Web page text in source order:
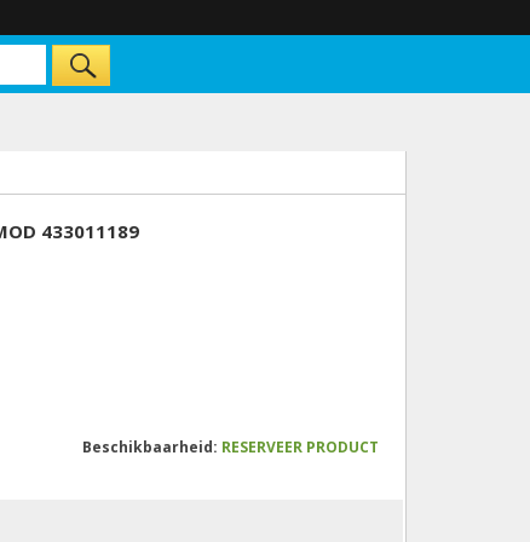
433011189
Beschikbaarheid: RESERVEER PRODUCT